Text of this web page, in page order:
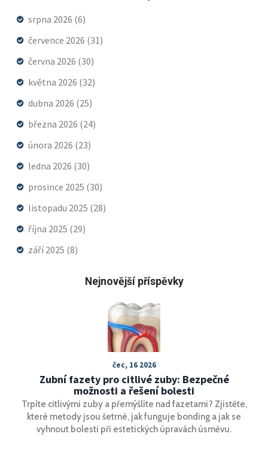
srpna 2026 (6)
července 2026 (31)
června 2026 (30)
května 2026 (32)
dubna 2026 (25)
března 2026 (24)
února 2026 (23)
ledna 2026 (30)
prosince 2025 (30)
listopadu 2025 (28)
října 2025 (29)
září 2025 (8)
Nejnovější příspěvky
čec, 16 2026
Zubní fazety pro citlivé zuby: Bezpečné
možnosti a řešení bolesti
Trpíte citlivými zuby a přemýšlíte nad fazetami? Zjistěte,
které metody jsou šetrné, jak funguje bonding a jak se
vyhnout bolesti při estetických úpravách úsměvu.